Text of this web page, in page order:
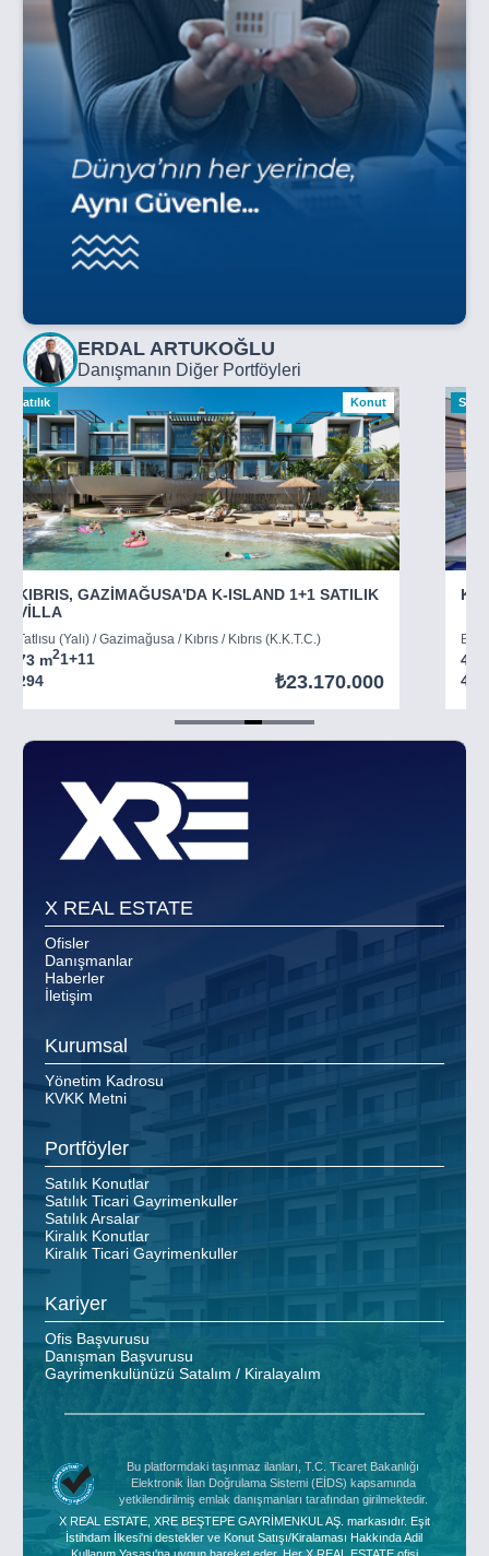
ERDAL ARTUKOĞLU
Danışmanın Diğer Portföyleri
Satılık Konut
KIBRIS, GAZİMAĞUSA'DA K-ISLAND 1+1 SATILIK
VİLLA
Tatlısu (Yalı) / Gazimağusa / Kıbrıs / Kıbrıs (K.K.T.C.)
73 m21+11
294
₺23.170.000
45
403
of
X REAL ESTATE
Ofisler
Danışmanlar
Haberler
İletişim
Kurumsal
Yönetim Kadrosu
KVKK Metni
Portföyler
Satılık Konutlar
Satılık Ticari Gayrimenkuller
Satılık Arsalar
Kiralık Konutlar
Kiralık Ticari Gayrimenkuller
Kariyer
Ofis Başvurusu
Danışman Başvurusu
Gayrimenkulünüzü Satalım / Kiralayalım
Bu platformdaki taşınmaz ilanları, T.C. Ticaret Bakanlığı
Elektronik İlan Doğrulama Sistemi (EİDS) kapsamında
yetkilendirilmiş emlak danışmanları tarafından girilmektedir.
X REAL ESTATE, XRE BEŞTEPE GAYRİMENKUL AŞ. markasıdır. Eşit
İstihdam İlkesi'ni destekler ve Konut Satışı/Kiralaması Hakkında Adil